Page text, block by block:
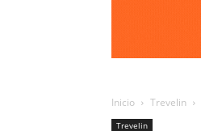
Inicio Trevelin
Trevelin